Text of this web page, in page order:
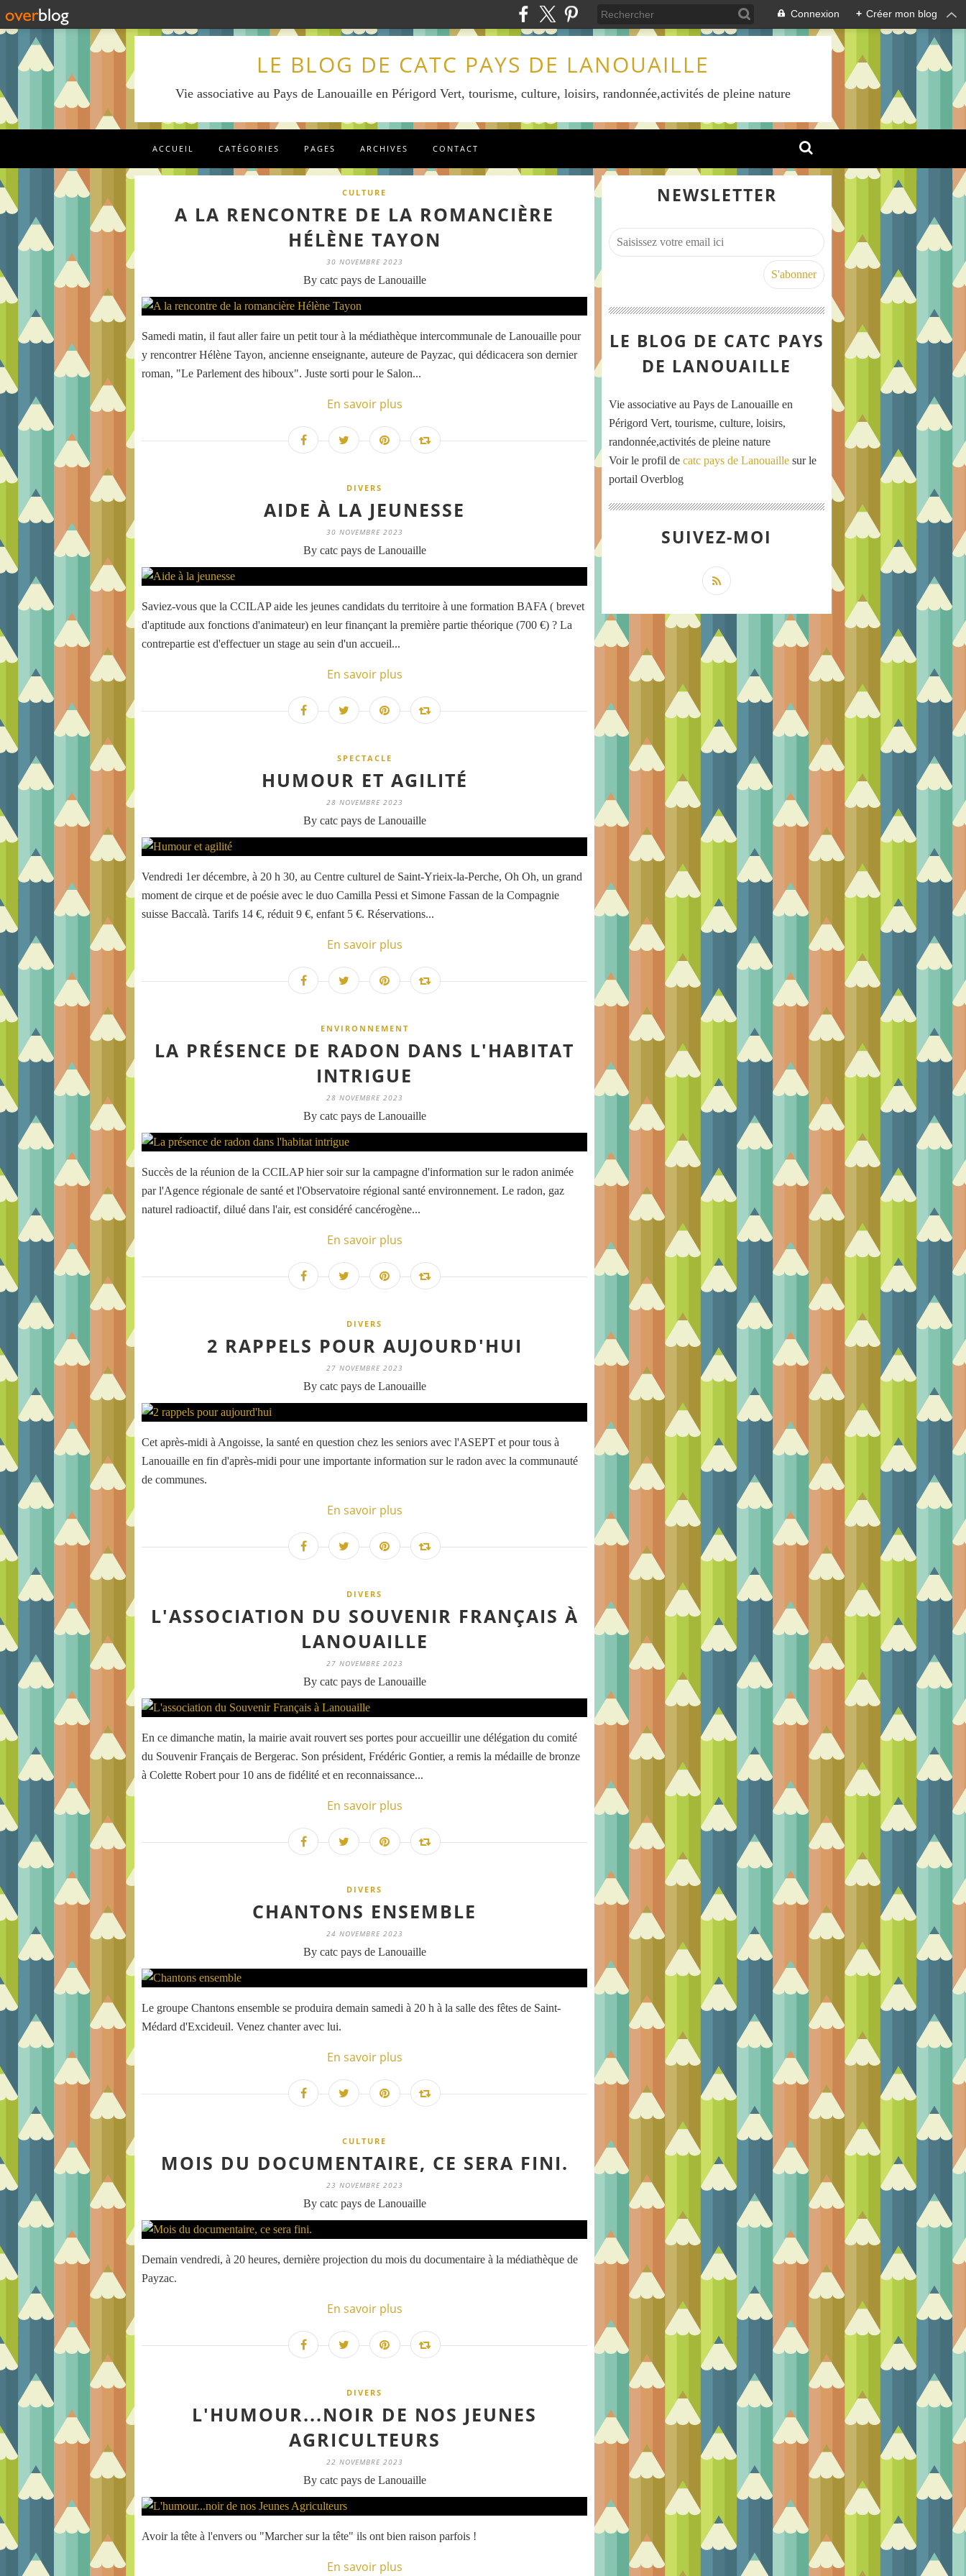
Connexion + Créer mon blog
LE BLOG DE CATC PAYS DE LANOUAILLE
Vie associative au Pays de Lanouaille en Périgord Vert, tourisme, culture, loisirs, randonnée,activités de pleine nature
ACCUEIL CATÉGORIES PAGES ARCHIVES CONTACT
CULTURE
A LA RENCONTRE DE LA ROMANCIÈRE
HÉLÈNE TAYON
30 NOVEMBRE 2023
By catc pays de Lanouaille
Samedi matin, il faut aller faire un petit tour à la médiathèque intercommunale de Lanouaille pour
y rencontrer Hélène Tayon, ancienne enseignante, auteure de Payzac, qui dédicacera son dernier
roman, "Le Parlement des hiboux". Juste sorti pour le Salon...
En savoir plus
DIVERS
AIDE À LA JEUNESSE
30 NOVEMBRE 2023
By catc pays de Lanouaille
Saviez-vous que la CCILAP aide les jeunes candidats du territoire à une formation BAFA ( brevet
d'aptitude aux fonctions d'animateur) en leur finançant la première partie théorique (700 €) ? La
contrepartie est d'effectuer un stage au sein d'un accueil...
En savoir plus
SPECTACLE
HUMOUR ET AGILITÉ
28 NOVEMBRE 2023
By catc pays de Lanouaille
Vendredi 1er décembre, à 20 h 30, au Centre culturel de Saint-Yrieix-la-Perche, Oh Oh, un grand
moment de cirque et de poésie avec le duo Camilla Pessi et Simone Fassan de la Compagnie
suisse Baccalà. Tarifs 14 €, réduit 9 €, enfant 5 €. Réservations...
En savoir plus
ENVIRONNEMENT
LA PRÉSENCE DE RADON DANS L'HABITAT
INTRIGUE
28 NOVEMBRE 2023
By catc pays de Lanouaille
Succès de la réunion de la CCILAP hier soir sur la campagne d'information sur le radon animée
par l'Agence régionale de santé et l'Observatoire régional santé environnement. Le radon, gaz
naturel radioactif, dilué dans l'air, est considéré cancérogène...
En savoir plus
DIVERS
2 RAPPELS POUR AUJOURD'HUI
27 NOVEMBRE 2023
By catc pays de Lanouaille
Cet après-midi à Angoisse, la santé en question chez les seniors avec l'ASEPT et pour tous à
Lanouaille en fin d'après-midi pour une importante information sur le radon avec la communauté
de communes.
En savoir plus
DIVERS
L'ASSOCIATION DU SOUVENIR FRANÇAIS À
LANOUAILLE
27 NOVEMBRE 2023
By catc pays de Lanouaille
En ce dimanche matin, la mairie avait rouvert ses portes pour accueillir une délégation du comité
du Souvenir Français de Bergerac. Son président, Frédéric Gontier, a remis la médaille de bronze
à Colette Robert pour 10 ans de fidélité et en reconnaissance...
En savoir plus
DIVERS
CHANTONS ENSEMBLE
24 NOVEMBRE 2023
By catc pays de Lanouaille
Le groupe Chantons ensemble se produira demain samedi à 20 h à la salle des fêtes de Saint-
Médard d'Excideuil. Venez chanter avec lui.
En savoir plus
CULTURE
MOIS DU DOCUMENTAIRE, CE SERA FINI.
23 NOVEMBRE 2023
By catc pays de Lanouaille
Demain vendredi, à 20 heures, dernière projection du mois du documentaire à la médiathèque de
Payzac.
En savoir plus
DIVERS
L'HUMOUR...NOIR DE NOS JEUNES
AGRICULTEURS
22 NOVEMBRE 2023
By catc pays de Lanouaille
Avoir la tête à l'envers ou "Marcher sur la tête" ils ont bien raison parfois !
En savoir plus
NEWSLETTER
LE BLOG DE CATC PAYS
DE LANOUAILLE
Vie associative au Pays de Lanouaille en
Périgord Vert, tourisme, culture, loisirs,
randonnée,activités de pleine nature
Voir le profil de catc pays de Lanouaille sur le
portail Overblog
SUIVEZ-MOI